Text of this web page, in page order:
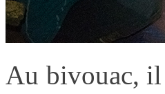
Au bivouac, il